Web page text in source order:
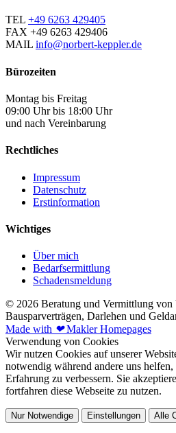
TEL +49 6263 429405
FAX +49 6263 429406
MAIL info@norbert-keppler.de
Bürozeiten
Montag bis Freitag
09:00 Uhr bis 18:00 Uhr
und nach Vereinbarung
Rechtliches
Impressum
Datenschutz
Erstinformation
Wichtiges
Über mich
Bedarfsermittlung
Schadensmeldung
© 2026 Beratung und Vermittlung von
Bausparverträgen, Darlehen und
Made with ❤Makler Homepages
Verwendung von Cookies
Wir nutzen Cookies auf unserer
notwendig während andere uns
Erfahrung zu verbessern. Sie
fortfahren diese Webseite zu nutzen.
Nur Notwendige Einstellungen Alle